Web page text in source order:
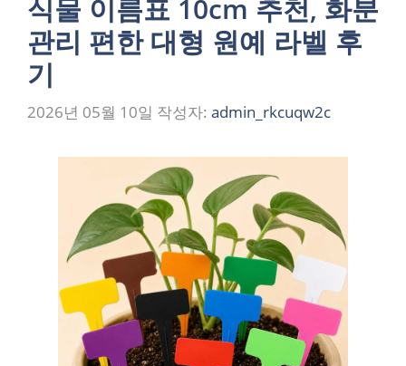
식물 이름표 10cm 추천, 화분
관리 편한 대형 원예 라벨 후
기
2026년 05월 10일 작성자: admin_rkcuqw2c